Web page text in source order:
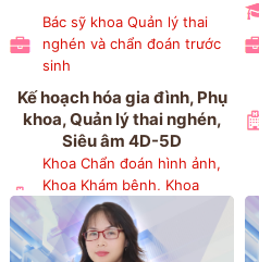
Bác sỹ khoa Quản lý thai
nghén và chẩn đoán trước
sinh
Kế hoạch hóa gia đình, Phụ
khoa, Quản lý thai nghén,
Siêu âm 4D-5D
Khoa Chẩn đoán hình ảnh,
Khoa Khám bệnh, Khoa
Quản lý thai nghén và chẩn
đoán trước sinh